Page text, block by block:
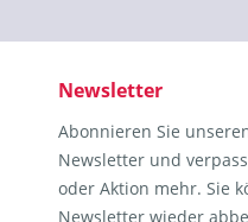
Newsletter
Abonnieren Sie
Newsletter und
oder Aktion mehr. Sie
Newsletter wieder